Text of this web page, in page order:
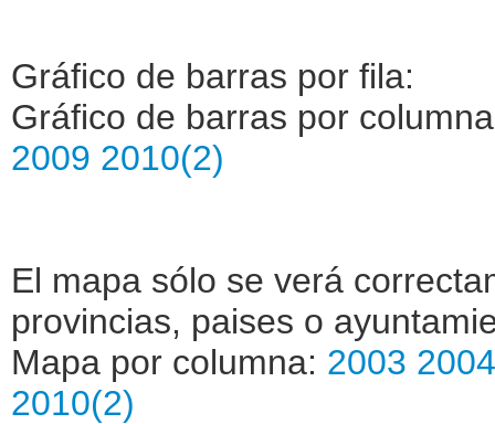
Gráfico de barras por fila:
Gráfico de barras por
2009 2010(2)
El mapa sólo se verá
provincias, paises o
Mapa por columna: 2003 2004
2010(2)